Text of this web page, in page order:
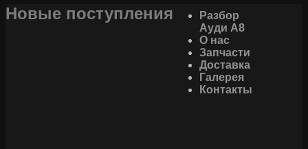
Разбор
Ауди А8
О нас
Запчасти
Доставка
Галерея
Контакты
Новые поступления